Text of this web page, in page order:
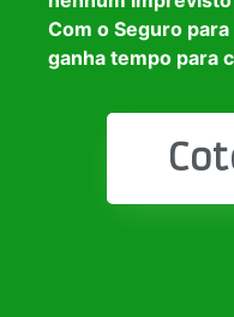
Com o Seguro
ganha tempo para